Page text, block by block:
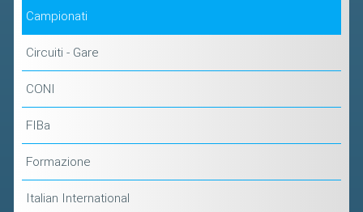
Campionati
Circuiti - Gare
CONI
FIBa
Formazione
Italian International